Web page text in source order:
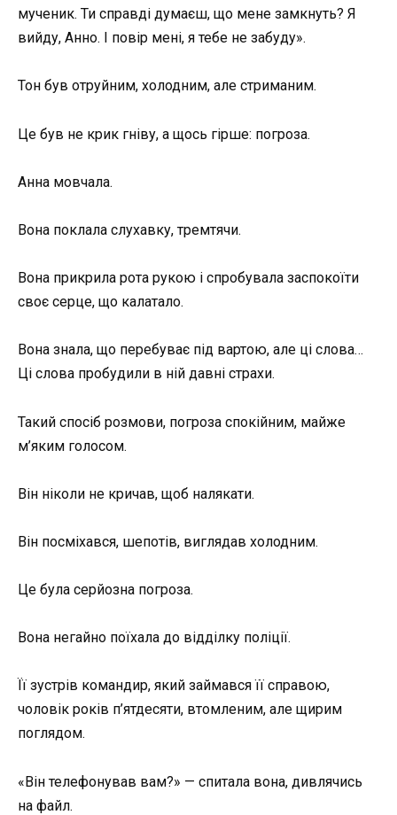
мученик. Ти справді думаєш, що мене замкнуть? Я
вийду, Анно. І повір мені, я тебе не забуду».
Тон був отруйним, холодним, але стриманим.
Це був не крик гніву, а щось гірше: погроза.
Анна мовчала.
Вона поклала слухавку, тремтячи.
Вона прикрила рота рукою і спробувала заспокоїти
своє серце, що калатало.
Вона знала, що перебуває під вартою, але ці слова…
Ці слова пробудили в ній давні страхи.
Такий спосіб розмови, погроза спокійним, майже
м’яким голосом.
Він ніколи не кричав, щоб налякати.
Він посміхався, шепотів, виглядав холодним.
Це була серйозна погроза.
Вона негайно поїхала до відділку поліції.
Її зустрів командир, який займався її справою,
чоловік років п’ятдесяти, втомленим, але щирим
поглядом.
«Він телефонував вам?» — спитала вона, дивлячись
на файл.